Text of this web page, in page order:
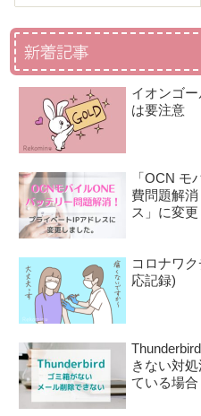
新着記事
イオンゴ
は要注意
「OCN
費問題解
ス」に変更
コロナワ
応記録)
きない対
ている場合